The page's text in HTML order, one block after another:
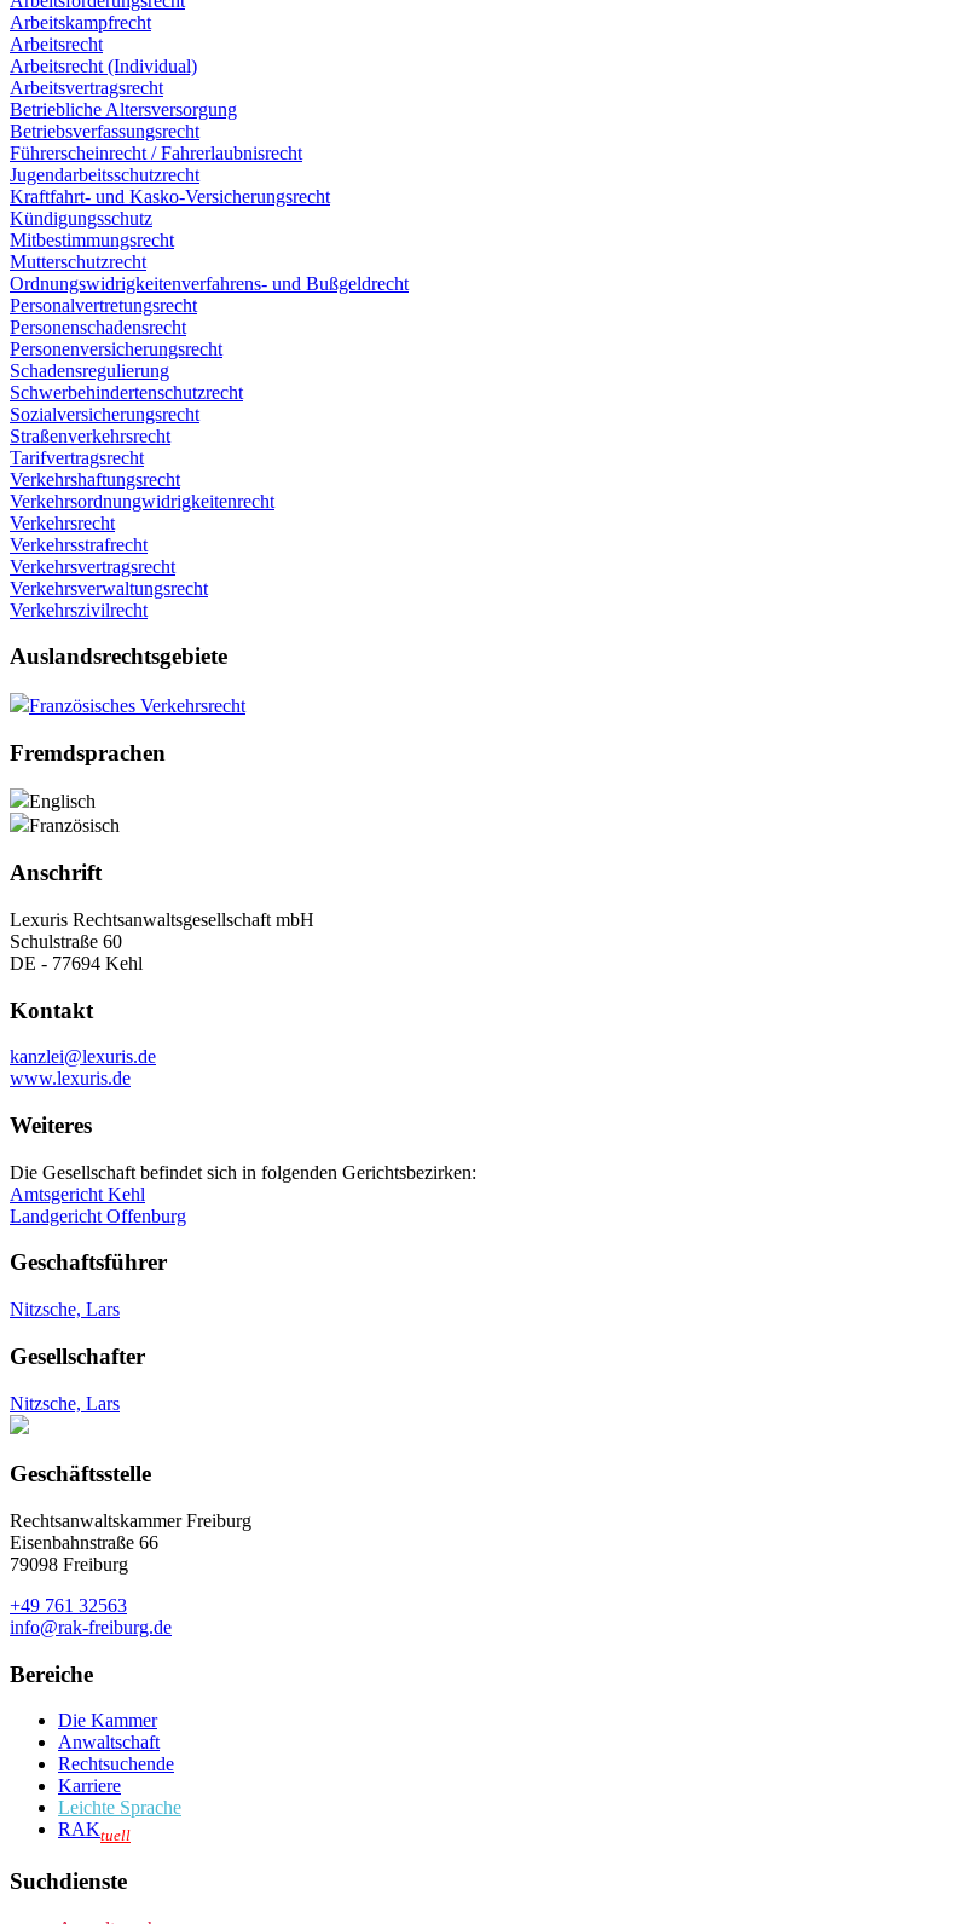
Arbeitskampfrecht
Arbeitsrecht
Arbeitsrecht (Individual)
Arbeitsvertragsrecht
Betriebliche Altersversorgung
Betriebsverfassungsrecht
Führerscheinrecht / Fahrerlaubnisrecht
Jugendarbeitsschutzrecht
Kraftfahrt- und Kasko-Versicherungsrecht
Kündigungsschutz
Mitbestimmungsrecht
Mutterschutzrecht
Ordnungswidrigkeitenverfahrens- und Bußgeldrecht
Personalvertretungsrecht
Personenschadensrecht
Personenversicherungsrecht
Schadensregulierung
Schwerbehindertenschutzrecht
Sozialversicherungsrecht
Straßenverkehrsrecht
Tarifvertragsrecht
Verkehrshaftungsrecht
Verkehrsordnungwidrigkeitenrecht
Verkehrsrecht
Verkehrsstrafrecht
Verkehrsvertragsrecht
Verkehrsverwaltungsrecht
Verkehrszivilrecht
Auslandsrechtsgebiete
Französisches Verkehrsrecht
Fremdsprachen
Englisch
Französisch
Anschrift
Lexuris Rechtsanwaltsgesellschaft mbH
Schulstraße 60
DE - 77694 Kehl
Kontakt
kanzlei@lexuris.de
www.lexuris.de
Weiteres
Die Gesellschaft befindet sich in folgenden Gerichtsbezirken:
Amtsgericht Kehl
Landgericht Offenburg
Geschaftsführer
Nitzsche, Lars
Gesellschafter
Nitzsche, Lars
Geschäftsstelle
Rechtsanwaltskammer Freiburg
Eisenbahnstraße 66
79098 Freiburg
+49 761 32563
info@rak-freiburg.de
Bereiche
Die Kammer
Anwaltschaft
Rechtsuchende
Karriere
Leichte Sprache
RAKtuell
Suchdienste